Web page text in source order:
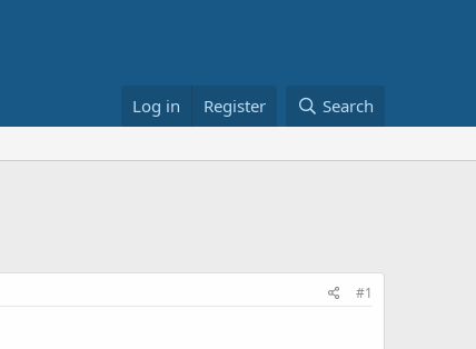
Log in Register Search
#1